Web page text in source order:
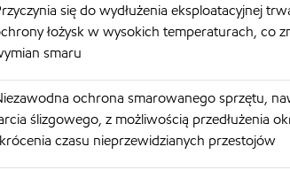
się do wydłużenia eksploatacyjnej
łożysk w wysokich temperaturach, co
smaru
ochrona smarowanego sprzętu,
ślizgowego, z możliwością przedłużenia
czasu nieprzewidzianych przestojów